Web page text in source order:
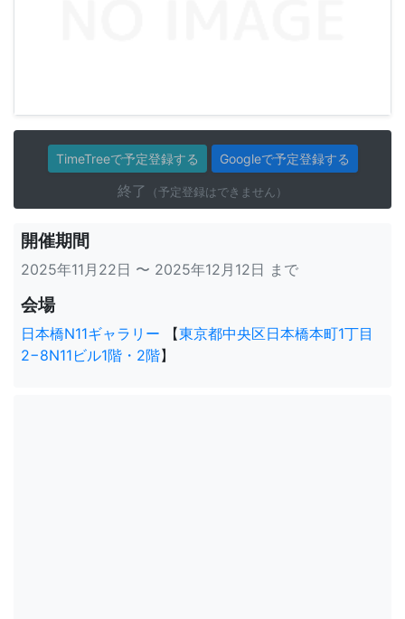
TimeTreeで予定登録する Googleで予定登録する
終了 （予定登録はできません）
開催期間
2025年11月22日 〜 2025年12月12日 まで
会場
日本橋N11ギャラリー 【東京都中央区日本橋本町1丁目
2−8N11ビル1階・2階】